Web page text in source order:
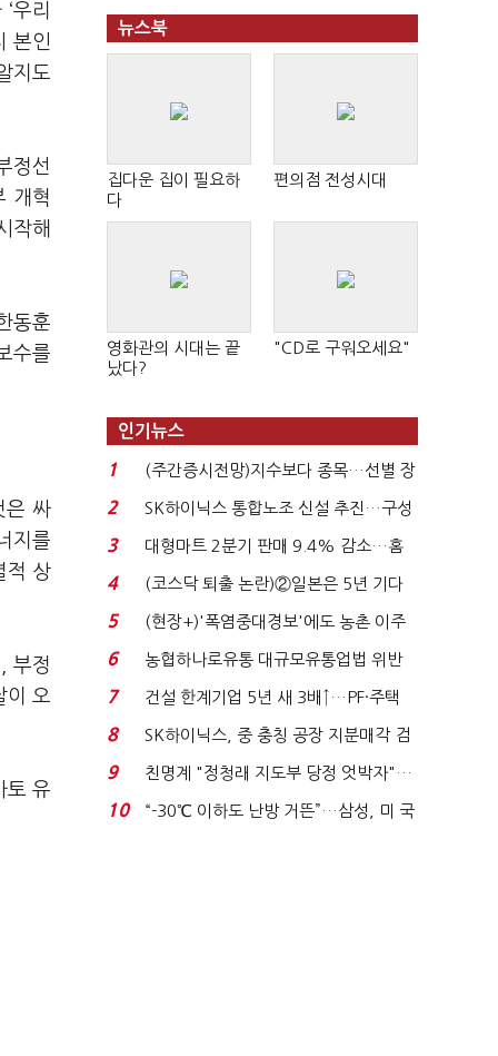
우리
본인
지도
정선
개혁
작해
동훈
수를
은 싸
지를
적 상
부정
이 오
토 유
뉴스북
집다운 집이 필요하
다
편의점 전성시대
영화관의 시대는 끝
났다?
"CD로 구워오세요"
인기뉴스
1
(주간증시전망)지수보다 종목…선별 장
세 이어진다...
2
SK하이닉스 통합노조 신설 추진…구성
원간 성과급 불...
3
대형마트 2분기 판매 9.4% 감소…홈
플러스 사태 여파...
4
(코스닥 퇴출 논란)②일본은 5년 기다
려주는데 우리는 ...
5
(현장+)'폭염중대경보'에도 농촌 이주
노동자는 강행군…'야...
6
농협하나로유통 대규모유통업법 위반
적발…공정위, 과...
7
건설 한계기업 5년 새 3배↑…PF·주택
침체에 재무 ...
8
SK하이닉스, 중 충칭 공장 지분매각 검
토?…“확정된 바...
9
친명계 "정청래 지도부 당정 엇박자"…
친청계 "신천지 오...
10
“-30℃ 이하도 난방 거뜬”…삼성, 미 국